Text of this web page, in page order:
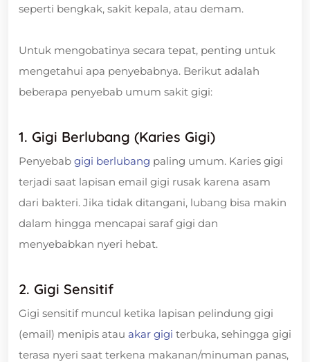
seperti bengkak, sakit kepala, atau demam.
Untuk mengobatinya secara tepat, penting untuk
mengetahui apa penyebabnya. Berikut adalah
beberapa penyebab umum sakit gigi:
1. Gigi Berlubang (Karies Gigi)
Penyebab gigi berlubang paling umum. Karies gigi
terjadi saat lapisan email gigi rusak karena asam
dari bakteri. Jika tidak ditangani, lubang bisa makin
dalam hingga mencapai saraf gigi dan
menyebabkan nyeri hebat.
2. Gigi Sensitif
Gigi sensitif muncul ketika lapisan pelindung gigi
(email) menipis atau akar gigi terbuka, sehingga gigi
terasa nyeri saat terkena makanan/minuman panas,